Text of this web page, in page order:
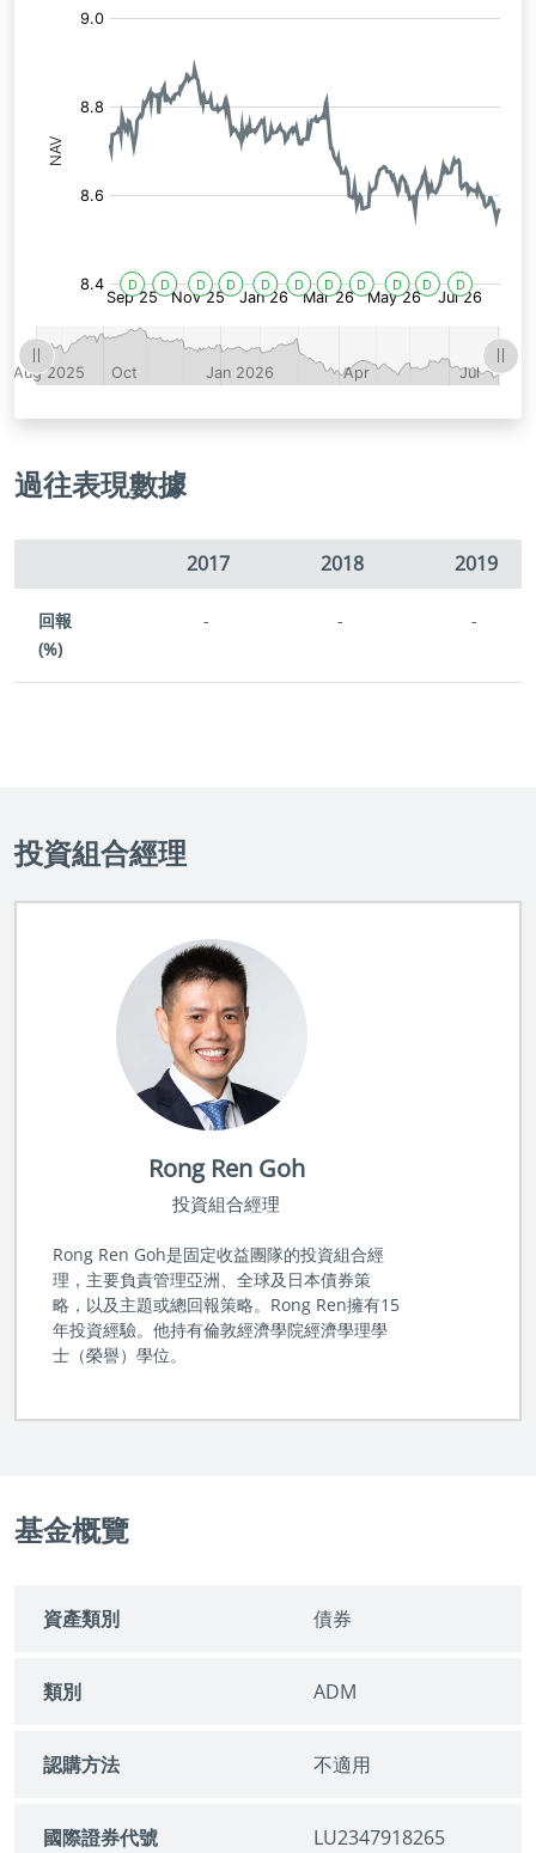
Dividend:0.0368858
Dividend:0.0358644
Dividend:0.0398441
Dividend:0.0370386
Dividend:0.0334351
Dividend:0.0358849
Dividend:0.0387411
Dividend:0.0396112
Dividend:0.0424455
過往表現數據
2017 2018 2019
回報
(%)
- - -
投資組合經理
Rong Ren Goh
投資組合經理
Rong Ren Goh是固定收益團隊的投資組合經
理，主要負責管理亞洲、全球及日本債券策
略，以及主題或總回報策略。Rong Ren擁有15
年投資經驗。他持有倫敦經濟學院經濟學理學
士（榮譽）學位。
基金概覽
資產類別 債券
類別 ADM
認購方法 不適用
國際證券代號 LU2347918265